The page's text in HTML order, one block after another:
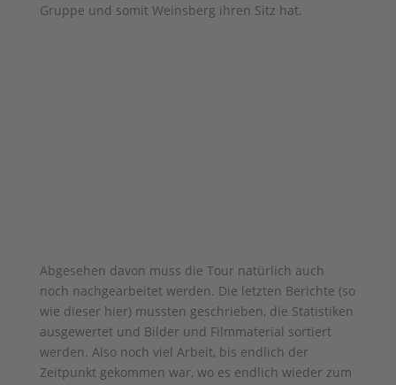
Gruppe und somit Weinsberg ihren Sitz hat.
Abgesehen davon muss die Tour natürlich auch
noch nachgearbeitet werden. Die letzten Berichte (so
wie dieser hier) mussten geschrieben, die Statistiken
ausgewertet und Bilder und Filmmaterial sortiert
werden. Also noch viel Arbeit, bis endlich der
Zeitpunkt gekommen war, wo es endlich wieder zum